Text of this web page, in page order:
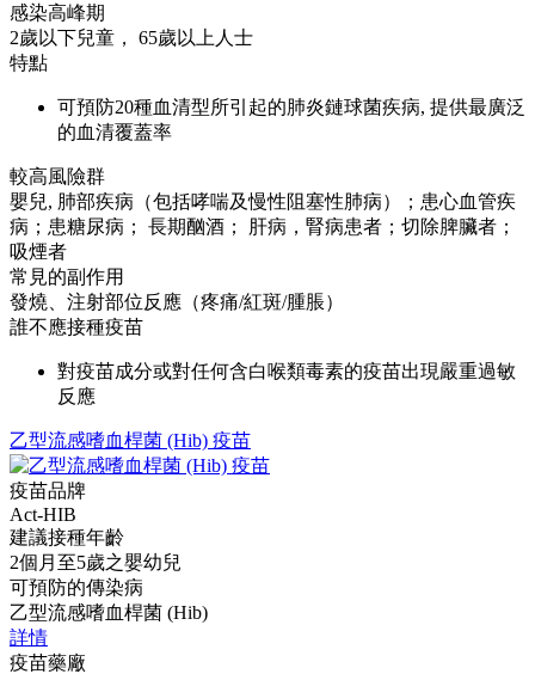
感染高峰期
2歲以下兒童， 65歲以上人士
特點
可預防20種血清型所引起的肺炎鏈球菌疾病, 提供最廣泛
的血清覆蓋率
較高風險群
嬰兒, 肺部疾病（包括哮喘及慢性阻塞性肺病）；患心血管疾
病；患糖尿病； 長期酗酒； 肝病，腎病患者；切除脾臟者；
吸煙者
常見的副作用
發燒、注射部位反應（疼痛/紅斑/腫脹）
誰不應接種疫苗
對疫苗成分或對任何含白喉類毒素的疫苗出現嚴重過敏
反應
乙型流感嗜血桿菌 (Hib) 疫苗
疫苗品牌
Act-HIB
建議接種年齡
2個月至5歲之嬰幼兒
可預防的傳染病
乙型流感嗜血桿菌 (Hib)
詳情
疫苗藥廠